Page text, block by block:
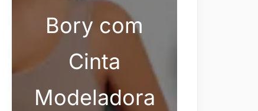
Bory com
Cinta
Modeladora